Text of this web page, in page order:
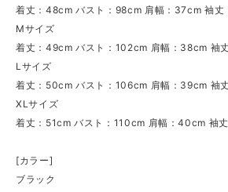
着丈：48cm バスト：98cm 肩幅：37cm 袖丈
Mサイズ
着丈：49cm バスト：102cm 肩幅：38cm 袖
Lサイズ
着丈：50cm バスト：106cm 肩幅：39cm 袖
XLサイズ
着丈：51cm バスト：110cm 肩幅：40cm 袖
[カラー]
ブラック